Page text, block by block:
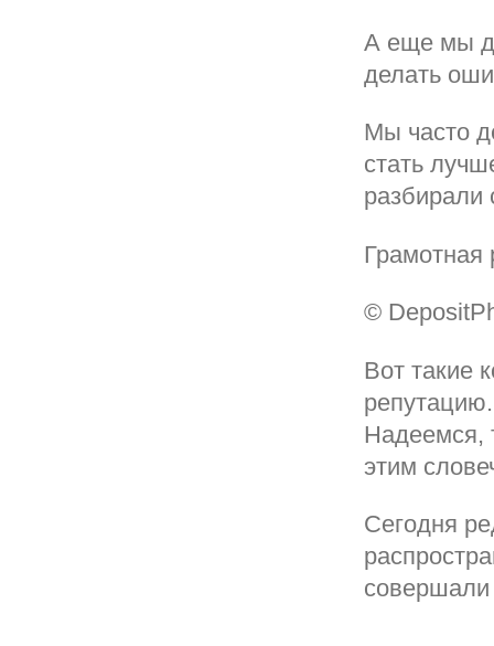
А еще мы
делать
Мы часто
стать
Грамотная
©
Вот такие
Надеемся,
этим
Сегодня
совершали